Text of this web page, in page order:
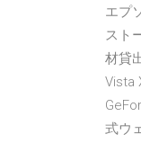
エプ
スト
材貸
Vista
式ウ